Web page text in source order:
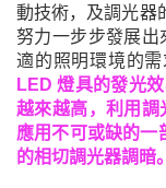
動技術，及調光器
努力一步步發展出
適的照明環境的需
LED 燈具的發光
越來越高， 利用調
應用不可或缺的一
的相切調光器調暗。